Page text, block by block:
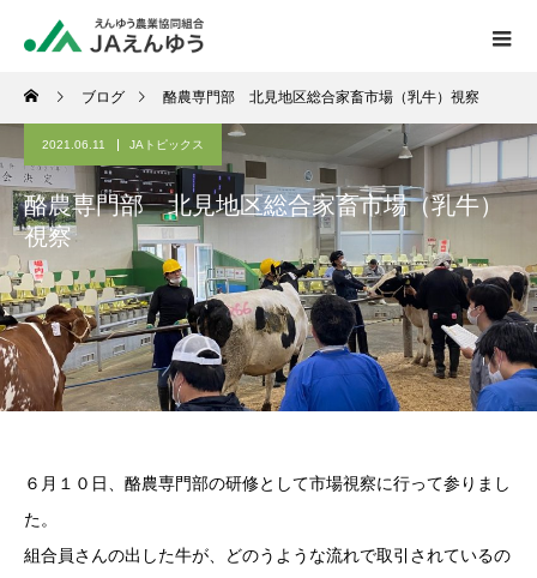
ブログ 酪農専門部 北見地区総合家畜市場（乳牛）視察
2021.06.11 JAトピックス
酪農専門部 北見地区総合家畜市場（乳牛）
視察
６月１０日、酪農専門部の研修として市場視察に行って参りまし
た。
組合員さんの出した牛が、どのうような流れで取引されているの